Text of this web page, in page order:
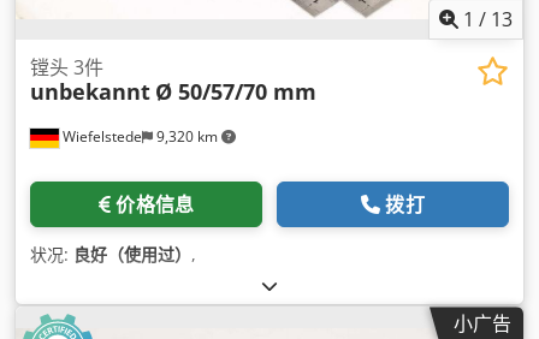
1 / 13
Wiefelstede 9,320 km
镗头 3件
unbekannt Ø 50/57/70 mm
价格信息 拨打
状况: 良好（使用过） ,
小广告